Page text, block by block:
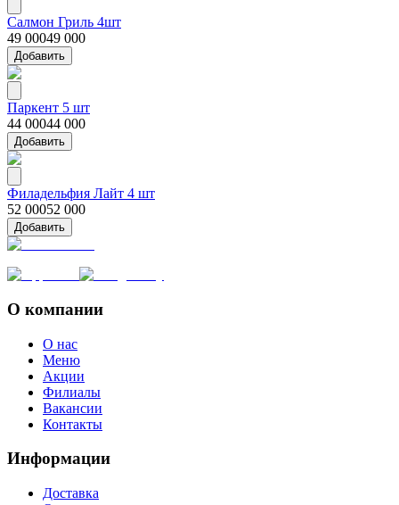
Салмон Гриль 4шт
49 00049 000
Добавить
Паркент 5 шт
44 00044 000
Добавить
Филадельфия Лайт 4 шт
52 00052 000
Добавить
О компании
О нас
Меню
Акции
Филиалы
Вакансии
Контакты
Информации
Доставка